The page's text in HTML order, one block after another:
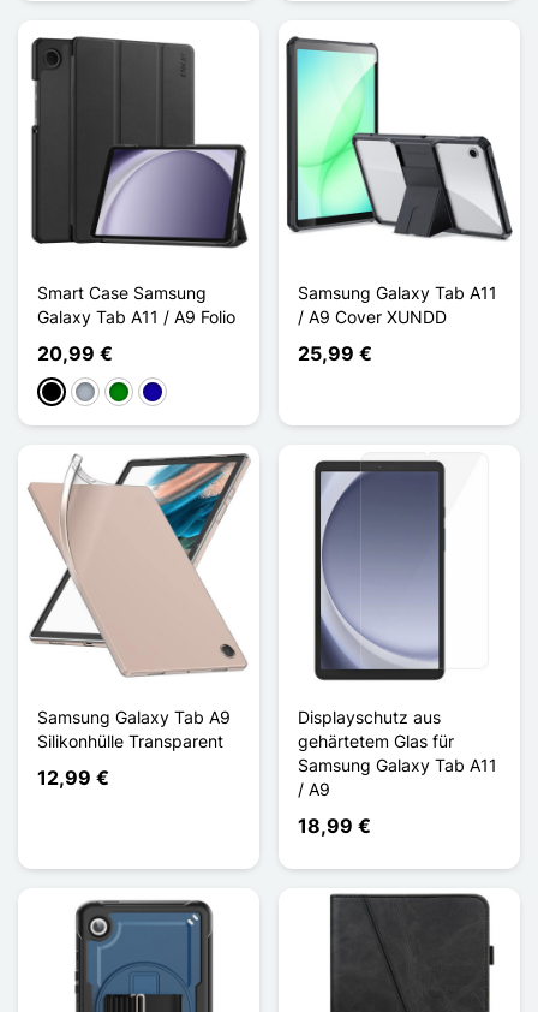
Smart Case Samsung
Galaxy Tab A11 / A9 Folio
20,99 €
Schwarz
GrauGrünDunkelblau
Samsung Galaxy Tab A11
/ A9 Cover XUNDD
25,99 €
Samsung Galaxy Tab A9
Silikonhülle Transparent
12,99 €
Displayschutz aus
gehärtetem Glas für
Samsung Galaxy Tab A11
/ A9
18,99 €